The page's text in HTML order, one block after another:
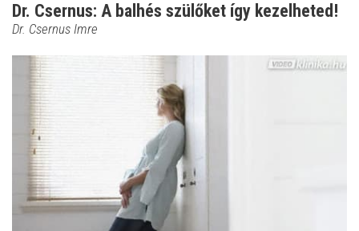
Dr. Csernus: A balhés szülőket így kezelheted!
Dr. Csernus Imre